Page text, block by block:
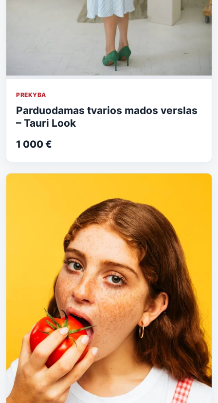
PREKYBA
Parduodamas tvarios mados verslas
– Tauri Look
1 000 €